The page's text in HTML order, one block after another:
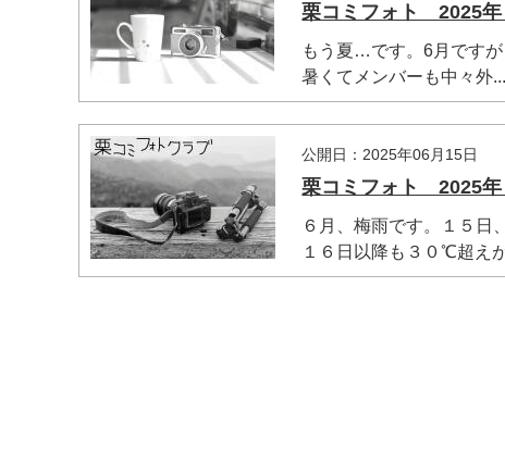
栗コミフォト 2025
もう夏…です。6月です
暑くてメンバーも中々外...
公開日：2025年06月15日
栗コミフォト 2025
６月、梅雨です。１５日
１６日以降も３０℃超え
マイメディア検索